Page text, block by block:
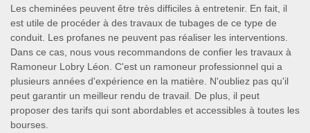
Les cheminées peuvent être très difficiles à entretenir. En fait, il
est utile de procéder à des travaux de tubages de ce type de
conduit. Les profanes ne peuvent pas réaliser les interventions.
Dans ce cas, nous vous recommandons de confier les travaux à
Ramoneur Lobry Léon. C'est un ramoneur professionnel qui a
plusieurs années d'expérience en la matière. N'oubliez pas qu'il
peut garantir un meilleur rendu de travail. De plus, il peut
proposer des tarifs qui sont abordables et accessibles à toutes les
bourses.